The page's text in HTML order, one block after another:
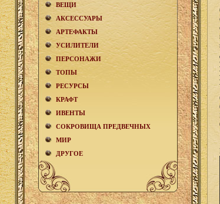
ВЕЩИ
АКCЕСCУАРЫ
АРТЕФАКТЫ
УСИЛИТЕЛИ
ПЕРСОНАЖИ
ТОПЫ
РЕСУРСЫ
КРАФТ
ИВЕНТЫ
СОКРОВИЩА ПРЕДВЕЧНЫХ
МИР
ДРУГОЕ